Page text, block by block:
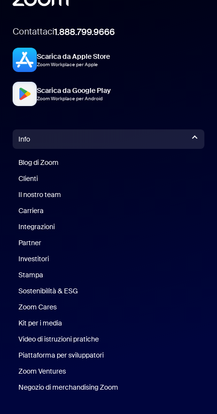
Contattaci1.888.799.9666
Scarica da Apple Store
Zoom Workplace per Apple
Scarica da Google Play
Zoom Workplace per Android
Info
Blog di Zoom
Clienti
Il nostro team
Carriera
Integrazioni
Partner
Investitori
Stampa
Sostenibilità & ESG
Zoom Cares
Kit per i media
Video di istruzioni pratiche
Piattaforma per sviluppatori
Zoom Ventures
Negozio di merchandising Zoom